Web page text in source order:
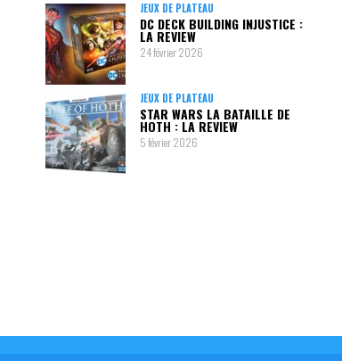
JEUX DE PLATEAU
DC DECK BUILDING INJUSTICE :
LA REVIEW
24 février 2026
JEUX DE PLATEAU
STAR WARS LA BATAILLE DE
HOTH : LA REVIEW
5 février 2026